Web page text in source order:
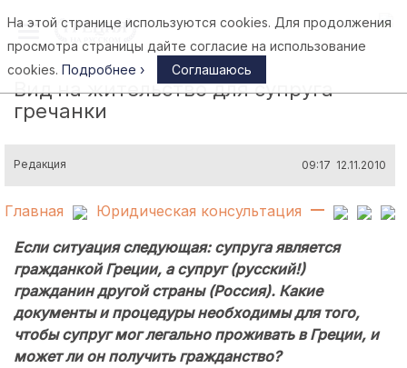
Афины
Вид на жительство для супруга
гречанки
Редакция 09:17 12.11.2010
Главная
Юридическая консультация
Если ситуация следующая: супруга является
гражданкой Греции, а супруг (русский!)
гражданин другой страны (Россия). Какие
документы и процедуры необходимы для того,
чтобы супруг мог легально проживать в Греции, и
может ли он получить гражданство?
На этой странице используются cookies. Для продолжения
просмотра страницы дайте согласие на использование
cookies. Подробнее › Соглашаюсь